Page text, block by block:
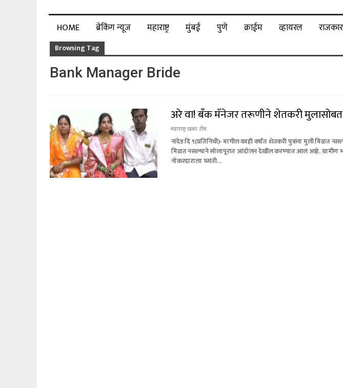
HOME ब्रेकिंग न्यूज महाराष्ट्र मुंबई पुणे क्राईम व्हायरल
Browsing Tag
Bank Manager Bride
अरे वा! बँक मॅनेजर तरूणीने शेतकरी मुलासोबत
महाराष्ट्र खबर टीम
नांदेड दि ९(प्रतिनिधी)- मागील काही वर्षांत शेतकरी पुत्रांना मुली
मिळत नसल्याने सोलापूरात आंदोलन देखील करण्यात आलं आहे. ग्रामीण
नोकरदाराला पसंती…